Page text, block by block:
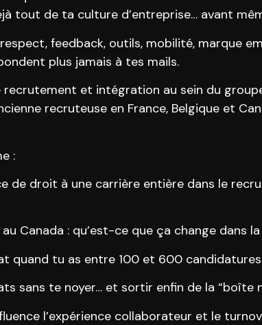
tout de ta culture d’entreprise… avant
feedback, outils, mobilité, marque
plus jamais à tes mails.
recrutement et intégration au sein du
recruteuse en France, Belgique et
:
de droit à une carrière entière dans le
au Canada : qu’est-ce que ça change dans
quand tu as entre 100 et 600
sans te noyer… et sortir enfin de la “boîte
l’expérience collaborateur et le